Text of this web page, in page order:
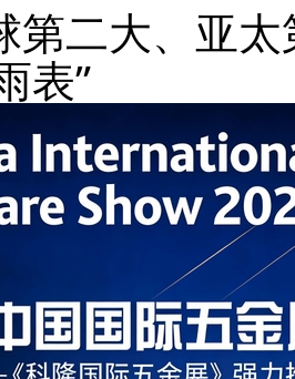
第二大、亚
表”